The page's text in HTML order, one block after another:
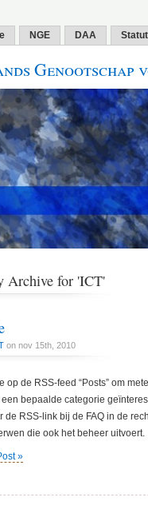
NGE DAA
Genootschap
Archive for 'ICT'
on nov 15th, 2010
op de RSS-feed “Posts” om
bepaalde categorie
de RSS-link bij de FAQ in de
die ook het beheer uitvoert.
»